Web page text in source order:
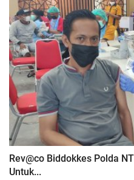
Rev@co Biddokkes Polda
Untuk...